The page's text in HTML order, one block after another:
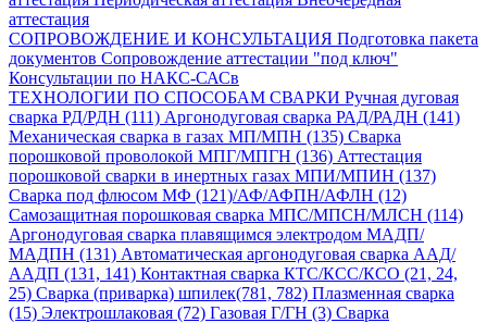
аттестация
СОПРОВОЖДЕНИЕ И КОНСУЛЬТАЦИЯ Подготовка пакета
документов Сопровождение аттестации "под ключ"
Консультации по НАКС-САСв
ТЕХНОЛОГИИ ПО СПОСОБАМ СВАРКИ Ручная дуговая
сварка РД/РДН (111) Аргонодуговая сварка РАД/РАДН (141)
Механическая сварка в газах МП/МПН (135) Сварка
порошковой проволокой МПГ/МПГН (136) Аттестация
порошковой сварки в инертных газах МПИ/МПИН (137)
Сварка под флюсом МФ (121)/АФ/АФПН/АФЛН (12)
Самозащитная порошковая сварка МПС/МПСН/МЛСН (114)
Аргонодуговая сварка плавящимся электродом МАДП/
МАДПН (131) Автоматическая аргонодуговая сварка ААД/
ААДП (131, 141) Контактная сварка КТС/КСС/КСО (21, 24,
25) Сварка (приварка) шпилек(781, 782) Плазменная сварка
(15) Электрошлаковая (72) Газовая Г/ГН (3) Сварка